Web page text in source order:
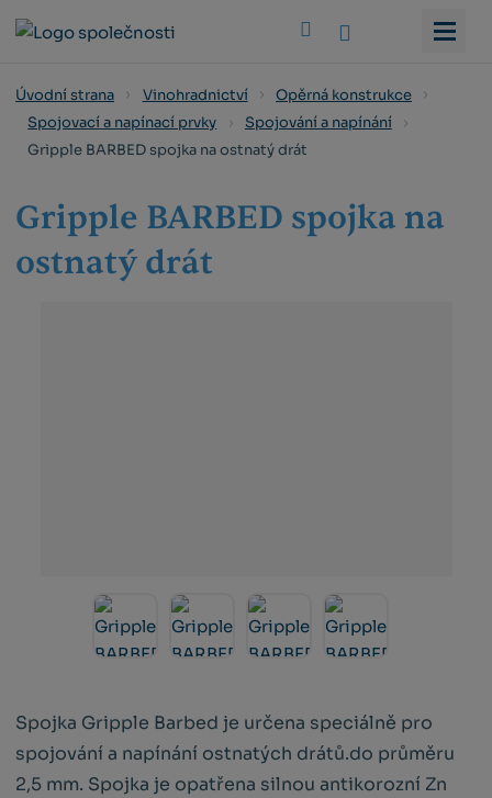
Úvodní strana Vinohradnictví
Opěrná konstrukce
Spojovací a napínací prvky
Spojování a napínání
Gripple BARBED spojka na ostnatý drát
Gripple BARBED spojka na
ostnatý drát
Spojka Gripple Barbed je určena speciálně pro
spojování a napínání ostnatých drátů.do průměru
2,5 mm. Spojka je opatřena silnou antikorozní Zn